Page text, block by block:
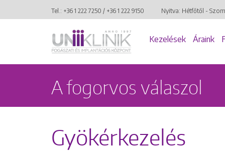
Tel.: +36 1 222 7250 / +36 1 222 9150 Nyitva: Hétfőtől -
Kezelések Áraink
A fogorvos válaszol
Gyökérkezelés